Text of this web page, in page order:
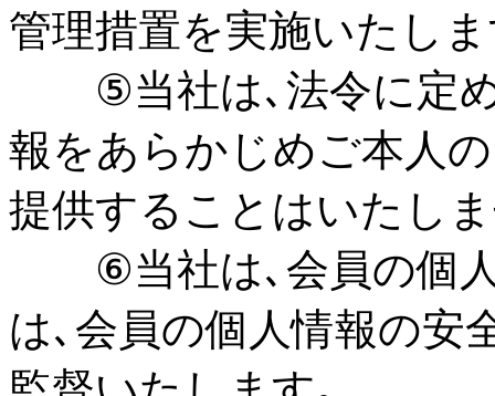
管理措置を実施いたし
⑤当社は､法令に定め
報をあらかじめご本人
提供することはいたし
⑥当社は､会員の個人
は､会員の個人情報の安